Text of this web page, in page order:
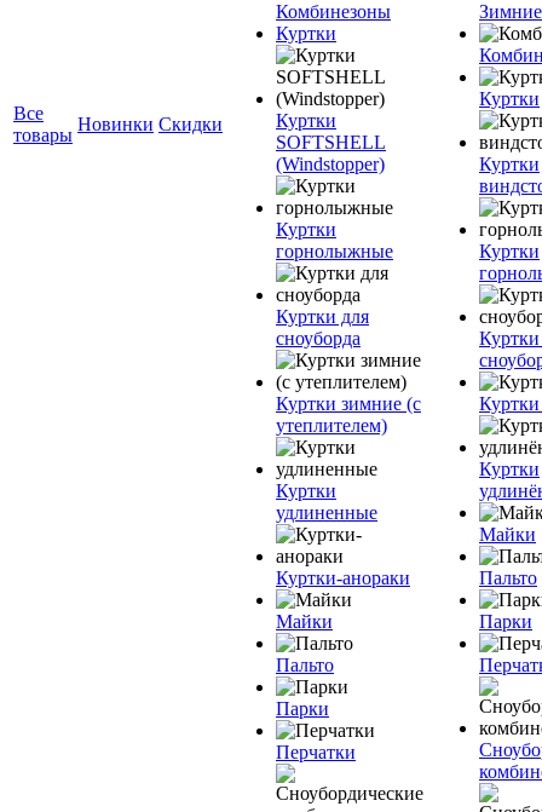
Все
товары
Новинки Скидки
Комбинезоны
Куртки
Куртки
SOFTSHELL
(Windstopper)
Куртки
горнолыжные
Куртки для
сноуборда
Куртки зимние (с
утеплителем)
Куртки
удлиненные
Куртки-анораки
Майки
Пальто
Парки
Перчатки
Куртки
Куртки
Куртки
Куртки
Куртки
Майки
Пальто
Парки